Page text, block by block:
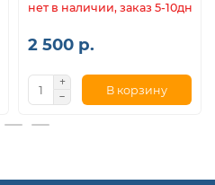
нет в наличии, заказ 5-10дн.
2 500 р.
В корзину